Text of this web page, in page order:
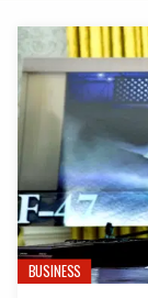
BUSINESS